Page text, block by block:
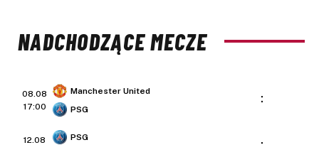
NADCHODZĄCE MECZE
08.08
17:00
Manchester United
PSG
:
12.08
PSG